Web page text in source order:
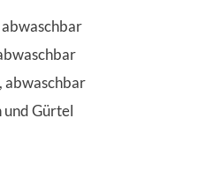
abwaschbar
Gürtel